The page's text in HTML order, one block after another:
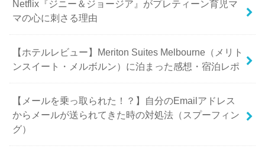
Netflix『ジニー＆ジョージア』がプレティーン育児マ
マの心に刺さる理由
【ホテルレビュー】Meriton Suites Melbourne（メリト
ンスイート・メルボルン）に泊まった感想・宿泊レポ
【メールを乗っ取られた！？】自分のEmailアドレス
からメールが送られてきた時の対処法（スプーフィン
グ）